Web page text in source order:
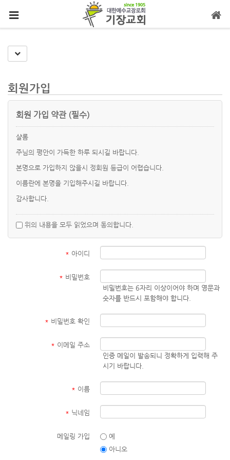
Toggle Dropdown
회원가입
회원 가입 약관 (필수)
샬롬
주님의 평안이 가득한 하루 되시길 바랍니다.
본명으로 가입하지 않을시 정회원 등급이 어렵습니다.
이름란에 본명을 기입해주시길 바랍니다.
감사합니다.
위의 내용을 모두 읽었으며 동의합니다.
* 아이디
* 비밀번호
비밀번호는 6자리 이상이어야 하며 영문과
숫자를 반드시 포함해야 합니다.
* 비밀번호 확인
* 이메일 주소
인증 메일이 발송되니 정확하게 입력해 주
시기 바랍니다.
* 이름
* 닉네임
메일링 가입
예
아니오